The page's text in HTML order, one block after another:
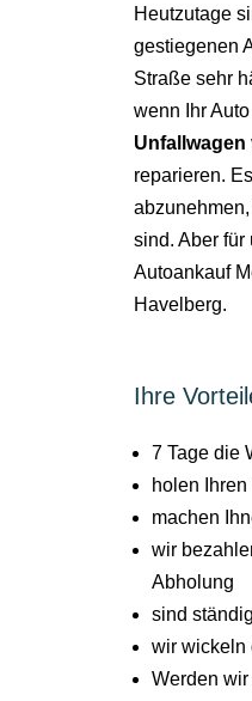
Heutzutage
gestiegenen
Straße sehr
wenn Ihr
Unfallwagen
reparieren.
sind. Aber für
Autoankauf
Havelberg.
Ihre
7 Tage die
holen
machen
wir
Abholung
sind
wir wickeln
Werden